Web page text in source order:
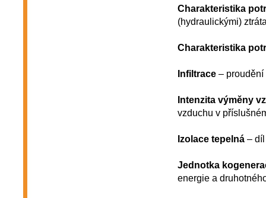
Charakteristika
(hydraulickými)
Charakteristika
Infiltrace– proudění
Intenzita výměny
vzduchu v
Izolace tepelná– díl
Jednotka
energie a